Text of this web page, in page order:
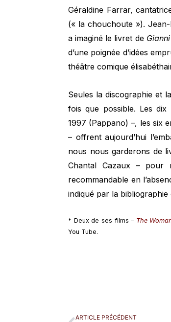
Géraldine Farrar,
(« la chouchoute »).
a imaginé le livret de
d’une poignée d’idées
théâtre comique
Seules la discographie et
fois que possible. Les dix
1997 (Pappano) –, les six
– offrent aujourd’hui
nous nous garderons de
Chantal Cazaux – pour
recommandable en
indiqué par la
* Deux de ses films – The
You Tube.
ARTICLE PRÉCÉDENT